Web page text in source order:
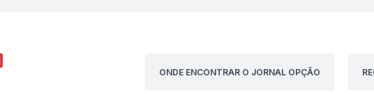
ONDE ENCONTRAR O JORNAL OPÇÃO